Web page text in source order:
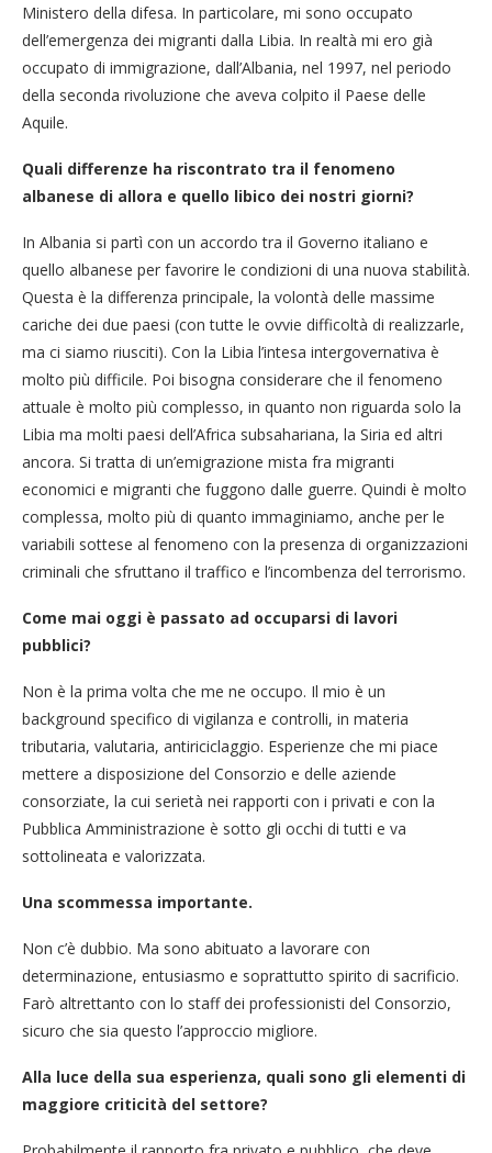
Ministero della difesa. In particolare, mi sono occupato
dell’emergenza dei migranti dalla Libia. In realtà mi ero già
occupato di immigrazione, dall’Albania, nel 1997, nel periodo
della seconda rivoluzione che aveva colpito il Paese delle
Aquile.
Quali differenze ha riscontrato tra il fenomeno
albanese di allora e quello libico dei nostri giorni?
In Albania si partì con un accordo tra il Governo italiano e
quello albanese per favorire le condizioni di una nuova stabilità.
Questa è la differenza principale, la volontà delle massime
cariche dei due paesi (con tutte le ovvie difficoltà di realizzarle,
ma ci siamo riusciti). Con la Libia l’intesa intergovernativa è
molto più difficile. Poi bisogna considerare che il fenomeno
attuale è molto più complesso, in quanto non riguarda solo la
Libia ma molti paesi dell’Africa subsahariana, la Siria ed altri
ancora. Si tratta di un’emigrazione mista fra migranti
economici e migranti che fuggono dalle guerre. Quindi è molto
complessa, molto più di quanto immaginiamo, anche per le
variabili sottese al fenomeno con la presenza di organizzazioni
criminali che sfruttano il traffico e l’incombenza del terrorismo.
Come mai oggi è passato ad occuparsi di lavori
pubblici?
Non è la prima volta che me ne occupo. Il mio è un
background specifico di vigilanza e controlli, in materia
tributaria, valutaria, antiriciclaggio. Esperienze che mi piace
mettere a disposizione del Consorzio e delle aziende
consorziate, la cui serietà nei rapporti con i privati e con la
Pubblica Amministrazione è sotto gli occhi di tutti e va
sottolineata e valorizzata.
Una scommessa importante.
Non c’è dubbio. Ma sono abituato a lavorare con
determinazione, entusiasmo e soprattutto spirito di sacrificio.
Farò altrettanto con lo staff dei professionisti del Consorzio,
sicuro che sia questo l’approccio migliore.
Alla luce della sua esperienza, quali sono gli elementi di
maggiore criticità del settore?